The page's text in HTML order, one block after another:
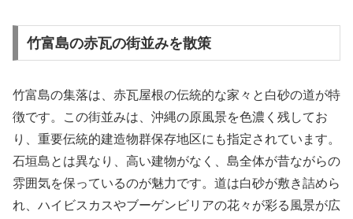
竹富島の赤瓦の街並みを散策
竹富島の集落は、赤瓦屋根の伝統的な家々と白砂の道が特
徴です。この街並みは、沖縄の原風景を色濃く残してお
り、重要伝統的建造物群保存地区にも指定されています。
石垣島とは異なり、高い建物がなく、島全体が昔ながらの
雰囲気を保っているのが魅力です。道は白砂が敷き詰めら
れ、ハイビスカスやブーゲンビリアの花々が彩る風景が広